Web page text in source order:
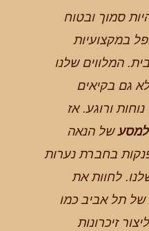
סמוך ובטוח
במקצועיות
המלווים שלנו
גם בקיאים
ורוגע. אז
למסעשל הנאה
בחברת נערות
לחוות את
של תל אביב כמו
זיכרונות